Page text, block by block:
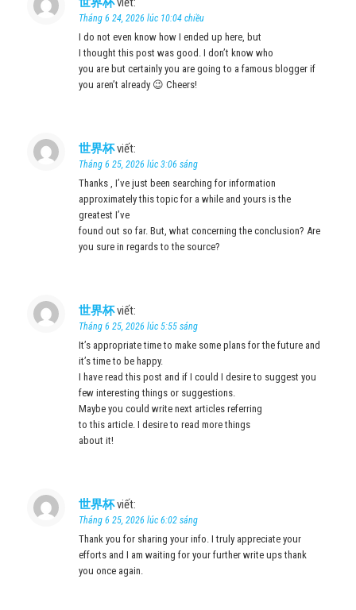
Tháng 6 24, 2026 lúc 10:04 chiều
I do not even know how I ended up here, but
I thought this post was good. I don’t know who
you are but certainly you are going to a famous blogger if
you aren’t already 😉 Cheers!
世界杯viết:
Tháng 6 25, 2026 lúc 3:06 sáng
Thanks , I’ve just been searching for information
approximately this topic for a while and yours is the
greatest I’ve
found out so far. But, what concerning the conclusion? Are
you sure in regards to the source?
世界杯viết:
Tháng 6 25, 2026 lúc 5:55 sáng
It’s appropriate time to make some plans for the future and
it’s time to be happy.
I have read this post and if I could I desire to suggest you
few interesting things or suggestions.
Maybe you could write next articles referring
to this article. I desire to read more things
about it!
世界杯viết:
Tháng 6 25, 2026 lúc 6:02 sáng
Thank you for sharing your info. I truly appreciate your
efforts and I am waiting for your further write ups thank
you once again.